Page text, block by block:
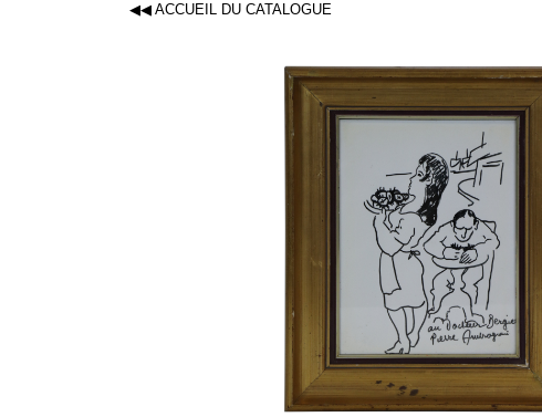
◀◀ ACCUEIL DU CATALOGUE